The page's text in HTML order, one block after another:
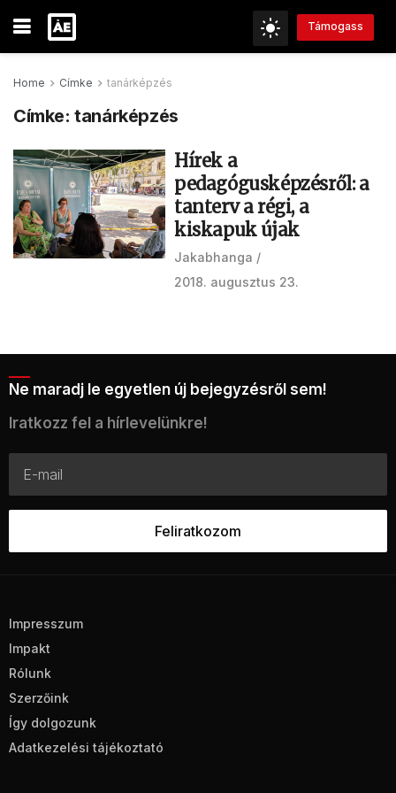
Támogass
Home Címke tanárképzés
Címke:tanárképzés
Hírek a
pedagógusképzésről: a
tanterv a régi, a
kiskapuk újak
Jakabhanga
2018. augusztus 23.
Ne maradj le egyetlen új bejegyzésről sem!
Iratkozz fel a hírlevelünkre!
Impresszum
Impakt
Rólunk
Szerzőink
Így dolgozunk
Adatkezelési tájékoztató